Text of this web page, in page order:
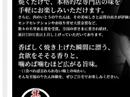
・牛たん味噌味
・仙台牛カレー
・牛たんカレー
・各セット等
など沢山の種類からお選びいただけます。